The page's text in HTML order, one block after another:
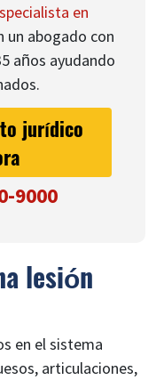
en
un abogado con
años ayudando
jurídico
9000
lesión
en el sistema
articulaciones,